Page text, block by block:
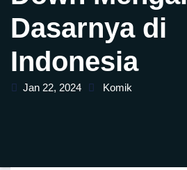
Dasarnya di
Indonesia
Jan 22, 2024 Komik